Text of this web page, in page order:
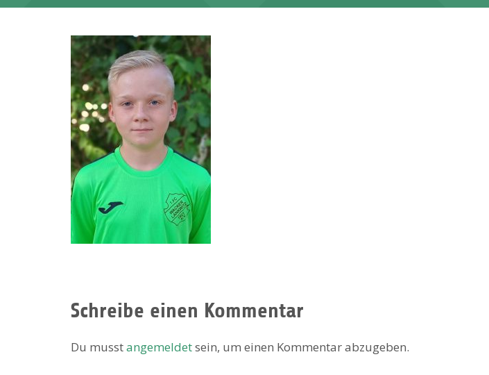
Schreibe einen Kommentar
Du musstangemeldetsein, um einen Kommentar abzugeben.